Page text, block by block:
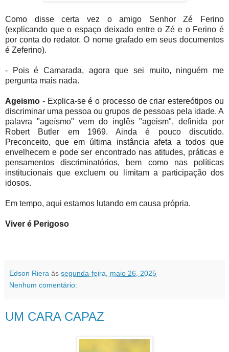
Como disse certa vez o amigo Senhor Zé Ferino
(explicando que o espaço deixado entre o Zé e o Ferino é
por conta do redator. O nome grafado em seus documentos
é Zeferino).
- Pois é Camarada, agora que sei muito, ninguém me
pergunta mais nada.
Ageismo - Explica-se é o processo de criar estereótipos ou
discriminar uma pessoa ou grupos de pessoas pela idade. A
palavra "ageísmo" vem do inglês "ageism", definida por
Robert Butler em 1969. Ainda é pouco discutido.
Preconceito, que em última instância afeta a todos que
envelhecem e pode ser encontrado nas atitudes, práticas e
pensamentos discriminatórios, bem como nas políticas
institucionais que excluem ou limitam a participação dos
idosos.
Em tempo, aqui estamos lutando em causa própria.
Viver é Perigoso
Edson Riera às segunda-feira, maio 26, 2025
Nenhum comentário:
UM CARA CAPAZ